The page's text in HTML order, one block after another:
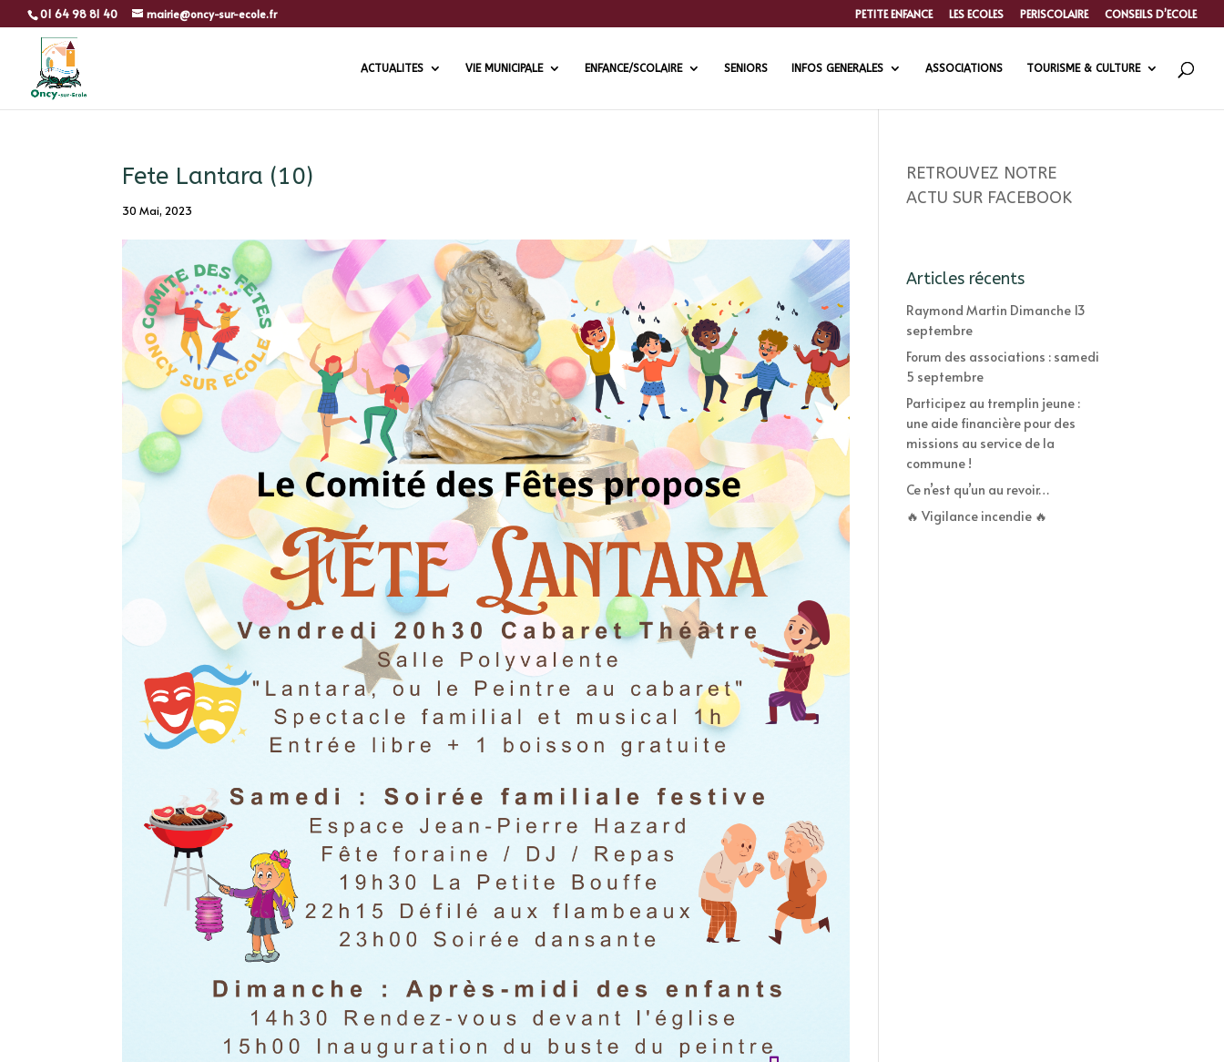
01 64 98 81 40 mairie@oncy-sur-ecole.fr PETITE ENFANCE LES ECOLES PERISCOLAIRE CONSEILS D’ECOLE
ACTUALITES VIE MUNICIPALE ENFANCE/SCOLAIRE SENIORS INFOS GENERALES ASSOCIATIONS TOURISME & CULTURE
Fete Lantara (10)
30 Mai, 2023
RETROUVEZ NOTRE
ACTU SUR FACEBOOK
Articles récents
Raymond Martin Dimanche 13
septembre
Forum des associations : samedi
5 septembre
Participez au tremplin jeune :
une aide financière pour des
missions au service de la
commune !
Ce n’est qu’un au revoir…
🔥 Vigilance incendie 🔥